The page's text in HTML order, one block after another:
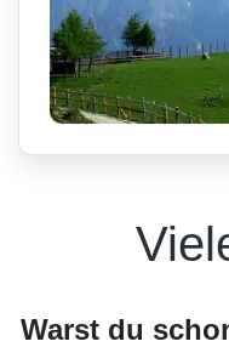
Warst du